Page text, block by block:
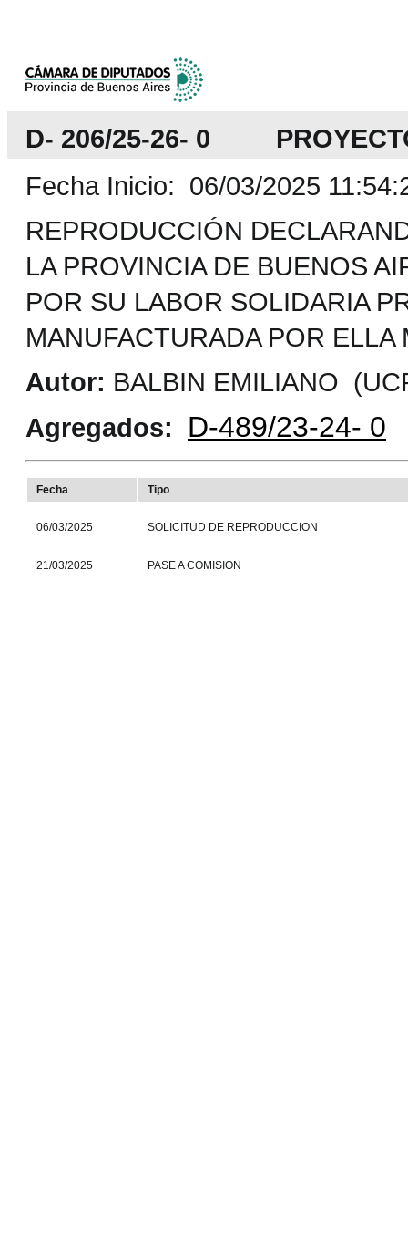
D- 206/25-26- 0
Fecha Inicio: 06/03/2025
REPRODUCCIÓN
LA PROVINCIA DE BUENOS
POR SU LABOR SOLIDARIA
MANUFACTURADA POR ELLA
Autor: BALBIN EMILIANO
Agregados:
D-489/23-24- 0
Fecha Tipo
06/03/2025 SOLICITUD DE REPRODUCCION
21/03/2025 PASE A COMISION